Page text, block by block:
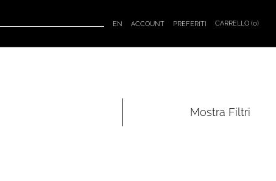
EN ACCOUNT PREFERITI CARRELLO (0)
Mostra Filtri